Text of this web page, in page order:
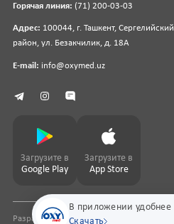
В приложении удобнее
Скачать
Горячая линия: (71) 200-03-03
Адрес: 100044, г. Ташкент, Сергелийский
район, ул. Безакчилик, д. 18А
E-mail: info@oxymed.uz
Загрузите в
Google Play
Загрузите в
App Store
Разработка сайтаpharmit.uz